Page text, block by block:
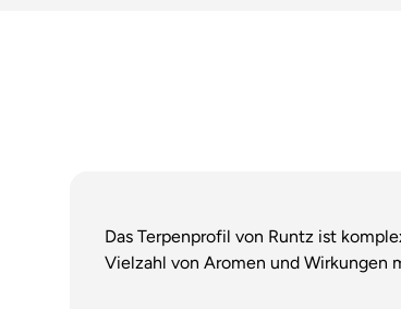
Das Terpenprofil von Runtz ist
Vielzahl von Aromen und Wirkungen